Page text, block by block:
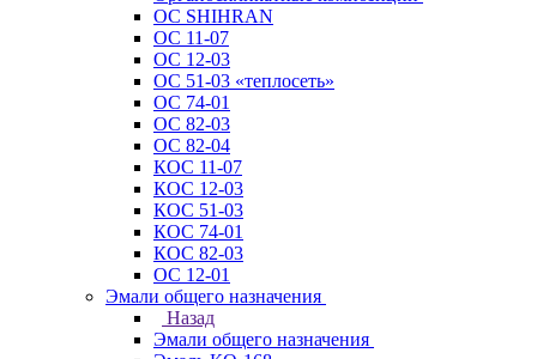
ОС SHIHRAN
ОС 11-07
ОС 12-03
ОС 51-03 «теплосеть»
ОС 74-01
ОС 82-03
ОС 82-04
КОС 11-07
КОС 12-03
КОС 51-03
КОС 74-01
КОС 82-03
ОС 12-01
Эмали общего назначения
Назад
Эмали общего назначения